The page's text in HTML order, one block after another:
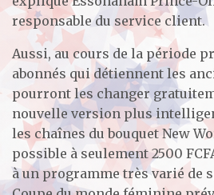
responsable du service client.
Aussi, au cours de la période
abonnés qui détiennent les
pourront les changer
nouvelle version plus
les chaînes du bouquet New
possible à seulement 2500
à un programme très varié de